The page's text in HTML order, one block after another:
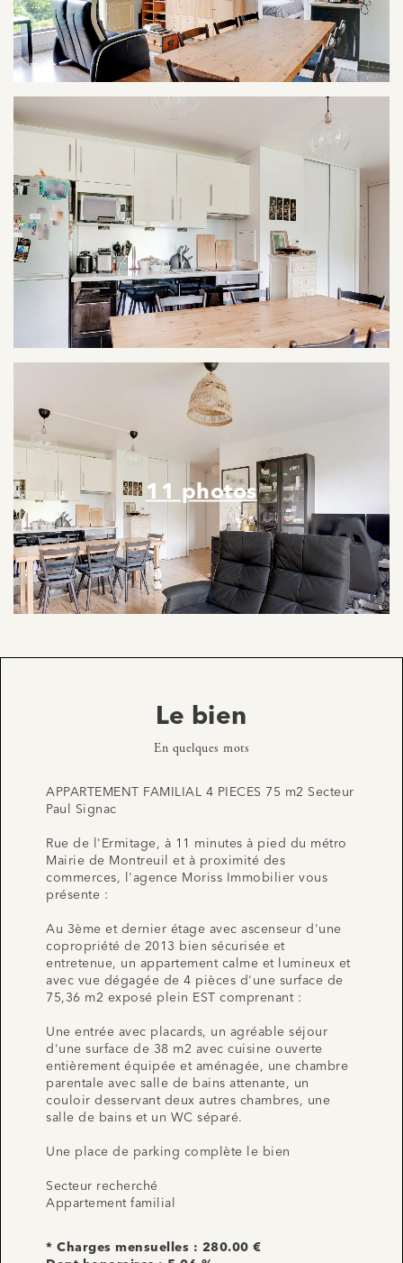
11 photos
Le bien
En quelques mots
APPARTEMENT FAMILIAL 4 PIECES 75 m2 Secteur
Paul Signac
Rue de l'Ermitage, à 11 minutes à pied du métro
Mairie de Montreuil et à proximité des
commerces, l'agence Moriss Immobilier vous
présente :
Au 3ème et dernier étage avec ascenseur d'une
copropriété de 2013 bien sécurisée et
entretenue, un appartement calme et lumineux et
avec vue dégagée de 4 pièces d'une surface de
75,36 m2 exposé plein EST comprenant :
Une entrée avec placards, un agréable séjour
d'une surface de 38 m2 avec cuisine ouverte
entièrement équipée et aménagée, une chambre
parentale avec salle de bains attenante, un
couloir desservant deux autres chambres, une
salle de bains et un WC séparé.
Une place de parking complète le bien
Secteur recherché
Appartement familial
* Charges mensuelles : 280.00 €